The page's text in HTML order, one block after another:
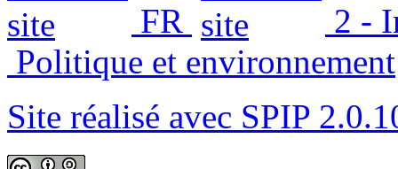
FR
2 -
Politique et environnement
Site réalisé avec SPIP